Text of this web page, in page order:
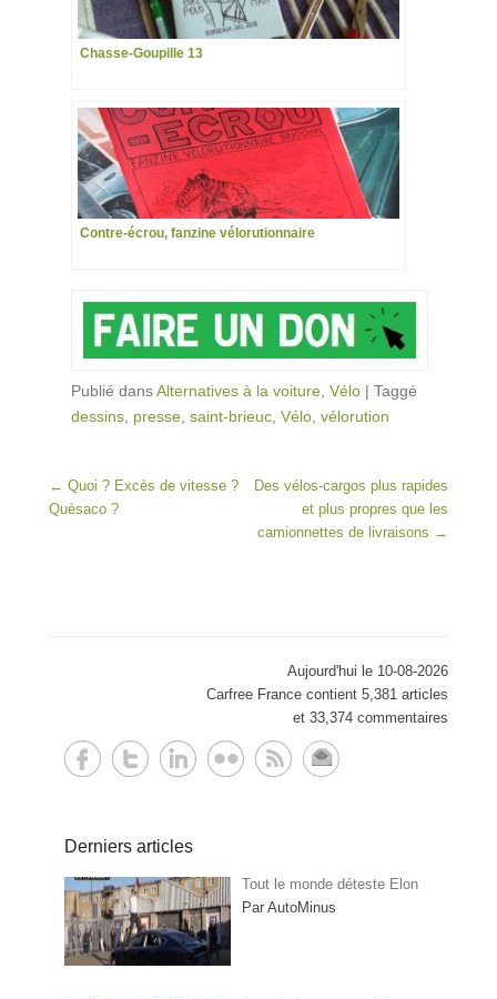
Chasse-Goupille 13
Contre-écrou, fanzine vélorutionnaire
Publié dansAlternatives à la voiture Vélo | Taggé
dessins presse saint-brieuc Vélo vélorution
Post navigation
← Quoi ? Excès de vitesse ?
Quèsaco ?
Des vélos-cargos plus rapides
et plus propres que les
camionnettes de livraisons →
Aujourd'hui le 10-08-2026
Carfree France contient 5,381 articles
et 33,374 commentaires
Derniers articles
Tout le monde déteste Elon
Par AutoMinus